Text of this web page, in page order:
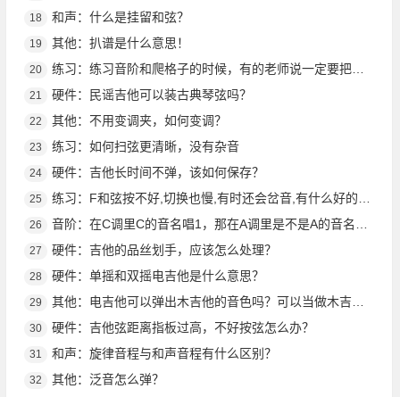
18 和声：什么是挂留和弦？
19 其他：扒谱是什么意思！
20 练习：练习音阶和爬格子的时候，有的老师说一定要把拇指放在后面，有的老师则说把拇指露出来随意一点也行到底该听谁的，还是木吉他是一种按法，电吉他又一种
21 硬件：民谣吉他可以装古典琴弦吗？
22 其他：不用变调夹，如何变调？
23 练习：如何扫弦更清晰，没有杂音
24 硬件：吉他长时间不弹，该如何保存？
25 练习：F和弦按不好,切换也慢,有时还会岔音,有什么好的训练方法?
26 音阶：在C调里C的音名唱1，那在A调里是不是A的音名也唱1？
27 硬件：吉他的品丝划手，应该怎么处理？
28 硬件：单摇和双摇电吉他是什么意思？
29 其他：电吉他可以弹出木吉他的音色吗？可以当做木吉他弹吗？
30 硬件：吉他弦距离指板过高，不好按弦怎么办？
31 和声：旋律音程与和声音程有什么区别？
32 其他：泛音怎么弹？